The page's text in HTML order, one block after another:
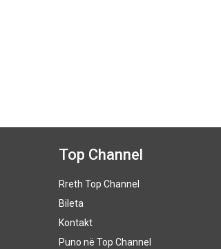
Top Channel
Rreth Top Channel
Bileta
Kontakt
Puno në Top Channel